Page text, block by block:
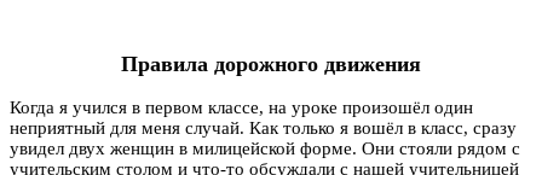
Правила дорожного движения
Когда я учился в первом классе, на уроке произошёл один
неприятный для меня случай. Как только я вошёл в класс, сразу
увидел двух женщин в милицейской форме. Они стояли рядом с
учительским столом и что-то обсуждали с нашей учительницей